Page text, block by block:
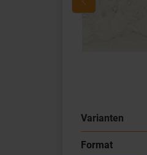
Varianten
Format